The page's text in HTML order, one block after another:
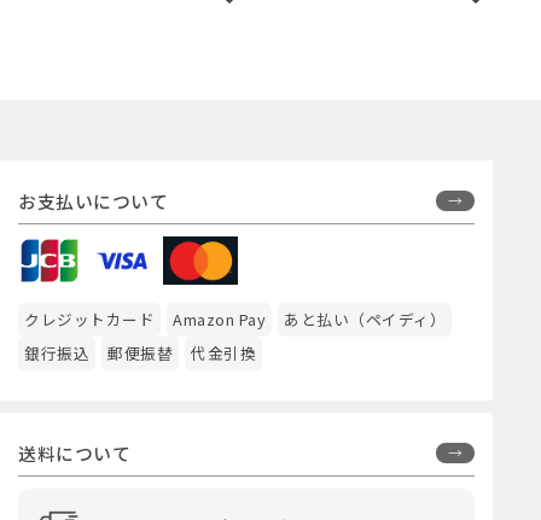
お支払いについて
クレジットカード Amazon Pay
あと払い（ペイディ）
銀行振込
郵便振替 代金引換
送料について